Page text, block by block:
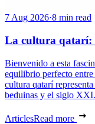
7 Aug 2026·8 min read
La cultura qatarí:
Bienvenido a esta
equilibrio perfecto
cultura qatarí
beduinas y el siglo
ArticlesRead more